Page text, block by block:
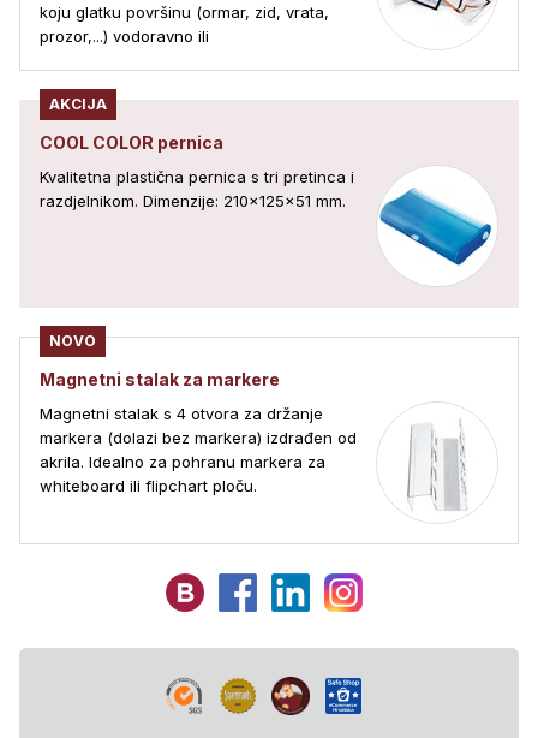
koju glatku površinu (ormar, zid, vrata,
prozor,...) vodoravno ili
AKCIJA
COOL COLOR pernica
Kvalitetna plastična pernica s tri pretinca i
razdjelnikom. Dimenzije: 210x125x51 mm.
NOVO
Magnetni stalak za markere
Magnetni stalak s 4 otvora za držanje
markera (dolazi bez markera) izdrađen od
akrila. Idealno za pohranu markera za
whiteboard ili flipchart ploču.